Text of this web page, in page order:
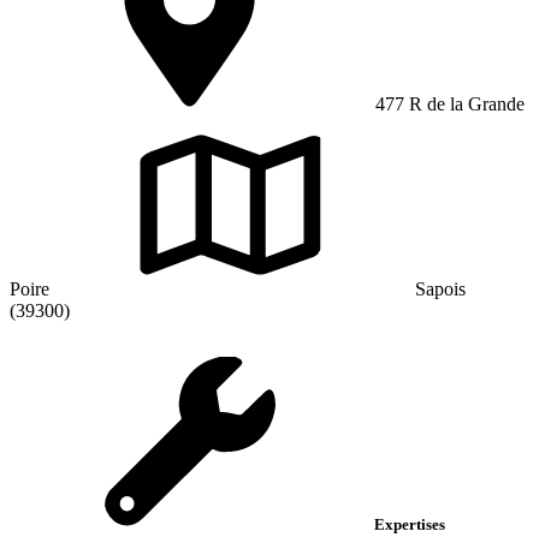
477 R de la Grande
Poire
Sapois
(39300)
Expertises